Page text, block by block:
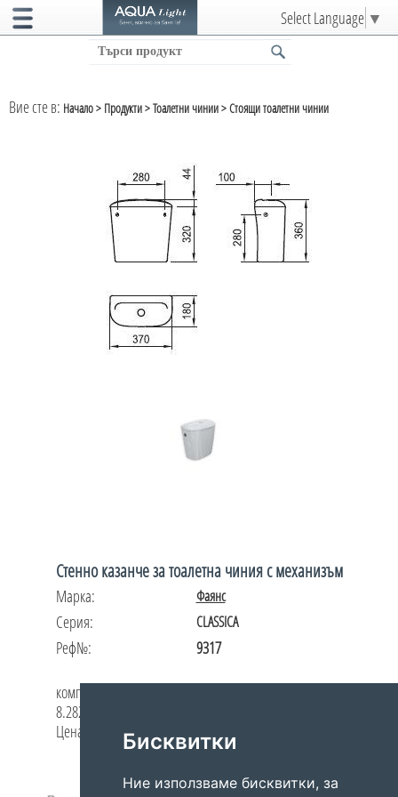
Бисквитки
Ние използваме бисквитки, за
Select Language ▼
Вие сте в: Начало> Продукти>Тоалетни чинии>Стоящи тоалетни чинии
Стенно казанче за тоалетна чиния с механизъм
Марка: Фаянс
Серия: CLASSICA
Реф№: 9317
комплект с механизъм 3/6 литра
8.2824.8.000.239.2
Цена по запитване
ShareFacebookMessenger
Viber